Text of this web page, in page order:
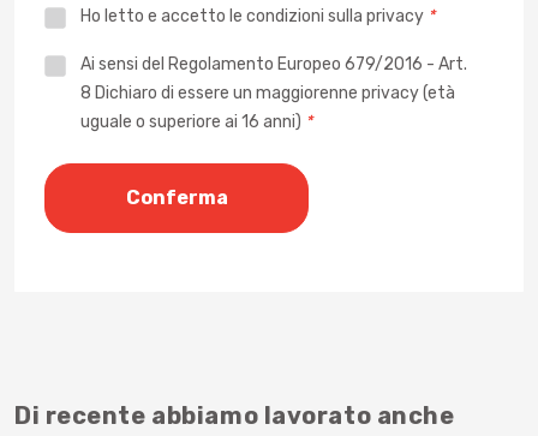
Ho letto e accetto le condizioni sulla privacy *
PrivacyAi sensi del Regolamento Europeo 679/2016 - Art.
8 Dichiaro di essere un maggiorenne privacy (età
uguale o superiore ai 16 anni) *
Di recente abbiamo lavorato anche